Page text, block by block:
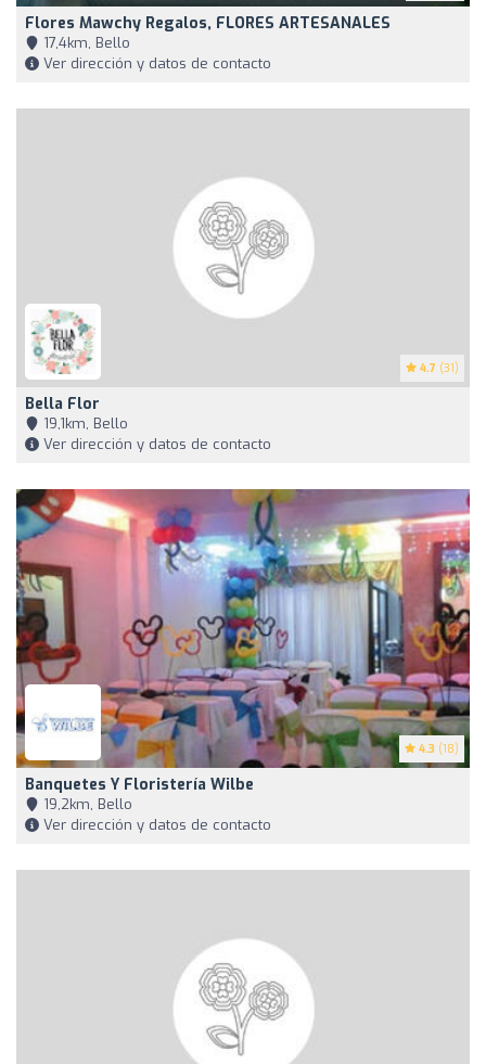
Flores Mawchy Regalos, FLORES ARTESANALES
17,4km, Bello
Ver dirección y datos de contacto
4.7 (31)
Bella Flor
19,1km, Bello
Ver dirección y datos de contacto
4.3 (18)
Banquetes Y Floristería Wilbe
19,2km, Bello
Ver dirección y datos de contacto